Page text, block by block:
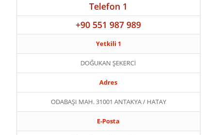
Telefon 1
+90 551 987 989
Yetkili 1
DOĞUKAN ŞEKERCİ
Adres
ODABAŞI MAH. 31001 ANTAKYA / HATAY
E-Posta